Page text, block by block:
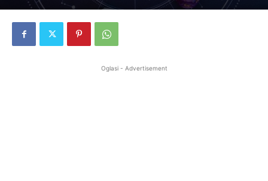
Oglasi - Advertisement